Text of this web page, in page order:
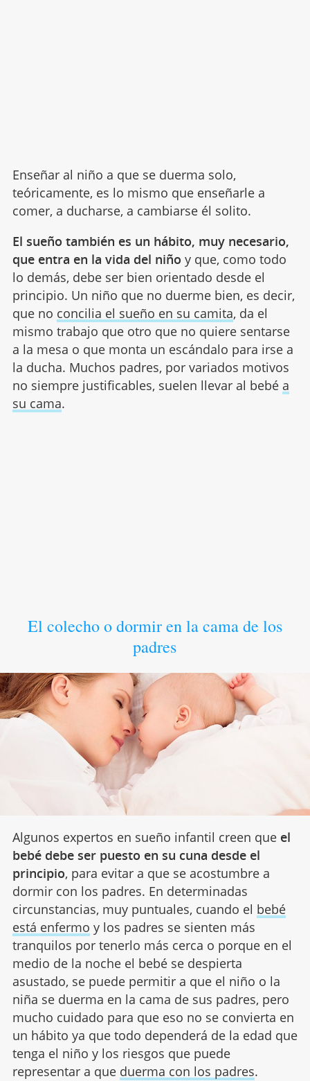
Enseñar al niño a que se duerma solo,
teóricamente, es lo mismo que enseñarle a
comer, a ducharse, a cambiarse él solito.
El sueño también es un hábito, muy necesario,
que entra en la vida del niño y que, como todo
lo demás, debe ser bien orientado desde el
principio. Un niño que no duerme bien, es decir,
que no concilia el sueño en su camita, da el
mismo trabajo que otro que no quiere sentarse
a la mesa o que monta un escándalo para irse a
la ducha. Muchos padres, por variados motivos
no siempre justificables, suelen llevar al bebé a
su cama.
El colecho o dormir en la cama de los
padres
Algunos expertos en sueño infantil creen que el
bebé debe ser puesto en su cuna desde el
principio, para evitar a que se acostumbre a
dormir con los padres. En determinadas
circunstancias, muy puntuales, cuando el bebé
está enfermo y los padres se sienten más
tranquilos por tenerlo más cerca o porque en el
medio de la noche el bebé se despierta
asustado, se puede permitir a que el niño o la
niña se duerma en la cama de sus padres, pero
mucho cuidado para que eso no se convierta en
un hábito ya que todo dependerá de la edad que
tenga el niño y los riesgos que puede
representar a que duerma con los padres.